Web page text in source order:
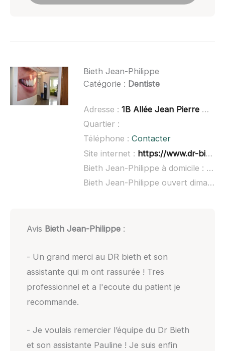
Bieth Jean-Philippe
Catégorie : Dentiste
Adresse : 1B Allée Jean Pierre Carl, 67120 Molsheim, France
Quartier :
Téléphone : Contacter
Site internet : https://www.dr-bieth.fr/
Bieth Jean-Philippe à domicile :
non
Bieth Jean-Philippe ouvert dimanche :
Avis Bieth Jean-Philippe:
- Un grand merci au DR bieth et son
assistante qui m ont rassurée ! Tres
professionnel et a l'ecoute du patient je
recommande.
- Je voulais remercier l’équipe du Dr Bieth
et son assistante Pauline ! Je suis enfin